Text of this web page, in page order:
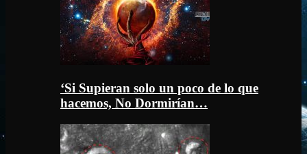
‘Si Supieran solo un poco de lo que
hacemos, No Dormirían…